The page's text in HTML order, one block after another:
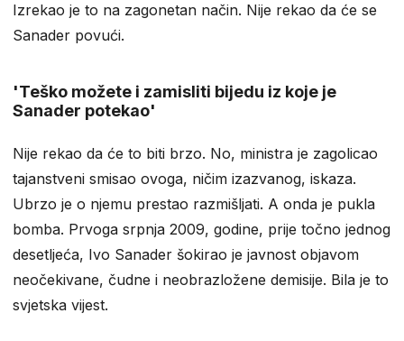
Izrekao je to na zagonetan način. Nije rekao da će se
Sanader povući.
'Teško možete i zamisliti bijedu iz koje je
Sanader potekao'
Nije rekao da će to biti brzo. No, ministra je zagolicao
tajanstveni smisao ovoga, ničim izazvanog, iskaza.
Ubrzo je o njemu prestao razmišljati. A onda je pukla
bomba. Prvoga srpnja 2009, godine, prije točno jednog
desetljeća, Ivo Sanader šokirao je javnost objavom
neočekivane, čudne i neobrazložene demisije. Bila je to
svjetska vijest.